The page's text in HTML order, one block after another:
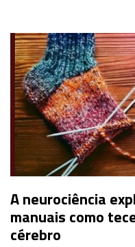
A neurociência
manuais como
cérebro